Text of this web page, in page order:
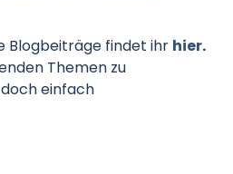
Blogbeiträge findet ihr hier.
Themen zu
einfach